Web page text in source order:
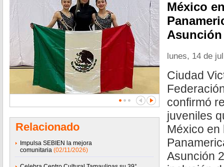
Relacionado
Impulsa SEBIEN la mejora
comunitaria (02/11/2026)
México
Asunción
lunes, 14 de
Ciudad
confirmó
juveniles
México
Asunción